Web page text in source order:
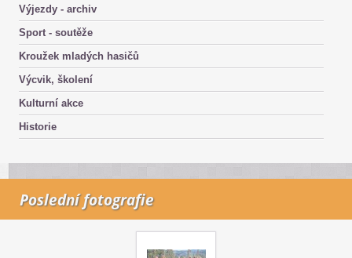
Výjezdy - archiv
Sport - soutěže
Kroužek mladých hasičů
Výcvik, školení
Kulturní akce
Historie
Poslední fotografie